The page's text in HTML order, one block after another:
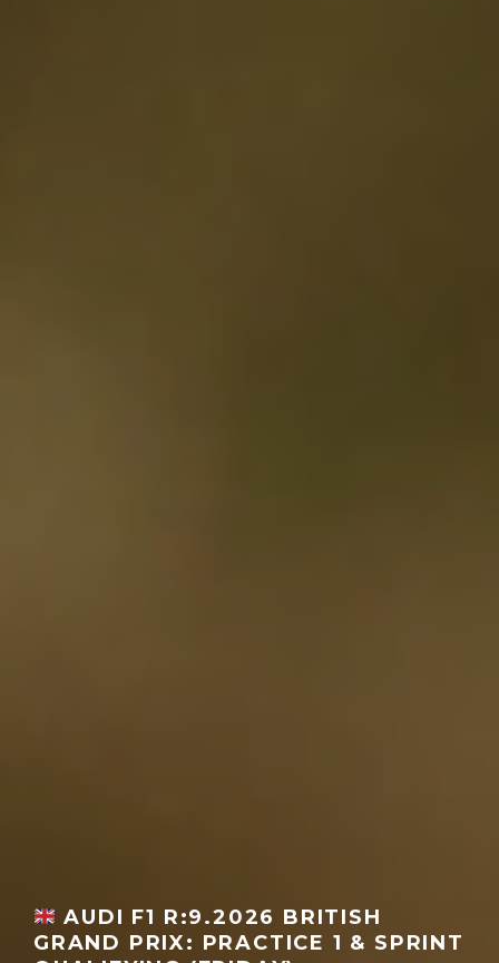
AUDI F1 R:9.2026 BRITISH
GRAND PRIX: PRACTICE 1 & SPRINT